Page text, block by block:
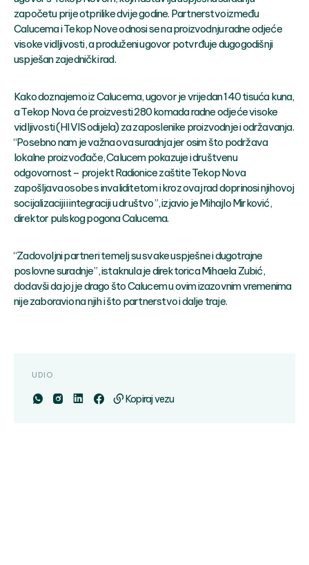
započetu prije otprilike dvije godine. Partnerstvo između
Calucema i Tekop Nove odnosi se na proizvodnju radne odjeće
visoke vidljivosti, a produženi ugovor potvrđuje dugogodišnji
uspješan zajednički rad.
Kako doznajemo iz Calucema, ugovor je vrijedan 140 tisuća kuna,
a Tekop Nova će proizvesti 280 komada radne odjeće visoke
vidljivosti (HI VIS odijela) za zaposlenike proizvodnje i održavanja.
“Posebno nam je važna ova suradnja jer osim što podržava
lokalne proizvođače, Calucem pokazuje i društvenu
odgovornost – projekt Radionice zaštite Tekop Nova
zapošljava osobe s invaliditetom i kroz ovaj rad doprinosi njihovoj
socijalizaciji i integraciji u društvo”, izjavio je Mihajlo Mirković,
direktor pulskog pogona Calucema.
“Zadovoljni partneri temelj su svake uspješne i dugotrajne
poslovne suradnje”, istaknula je direktorica Mihaela Zubić,
dodavši da joj je drago što Calucem u ovim izazovnim vremenima
nije zaboravio na njih i što partnerstvo i dalje traje.
UDIO
Kopiraj vezu